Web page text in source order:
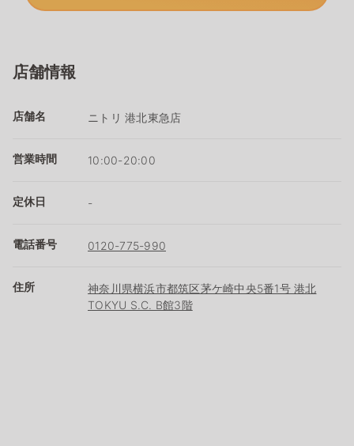
店舗情報
店舗名 ニトリ 港北東急店
営業時間 10:00-20:00
定休日 -
電話番号 0120-775-990
住所
神奈川県横浜市都筑区茅ケ崎中央5番1号 港北
TOKYU S.C. B館3階